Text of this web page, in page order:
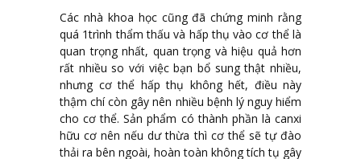
Các nhà khoa học cũng đã chứng minh rằng
quá 1trình thẩm thấu và hấp thụ vào cơ thể là
quan trọng nhất, quan trọng và hiệu quả hơn
rất nhiều so với việc bạn bổ sung thật nhiều,
nhưng cơ thể hấp thụ không hết, điều này
thậm chí còn gây nên nhiều bệnh lý nguy hiểm
cho cơ thể. Sản phẩm có thành phần là canxi
hữu cơ nên nếu dư thừa thì cơ thể sẽ tự đào
thải ra bên ngoài, hoàn toàn không tích tụ gây